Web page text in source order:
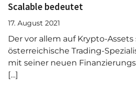
Scalable bedeutet
17. August 2021
Der vor allem auf Krypto-Assets
österreichische Trading-
mit seiner neuen
[…]